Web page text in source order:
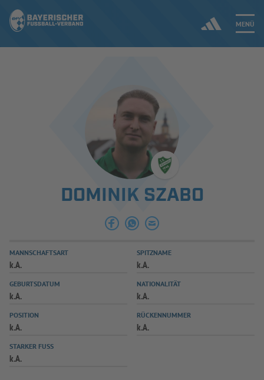
MENÜ
ERGEBNISSE & WETTBEWERBE
SPIELBETRIEB & VERBANDSLEBEN
AUSBILDUNG & FÖRDERUNG
SPIELPLUS
DOMINIK SZABO
MANNSCHAFTSART
k.A.
SPITZNAME
k.A.
GEBURTSDATUM
k.A.
NATIONALITÄT
k.A.
POSITION
k.A.
RÜCKENNUMMER
k.A.
STARKER FUSS
k.A.